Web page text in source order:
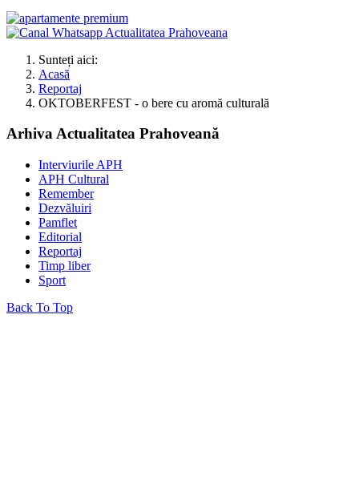
Sunteți aici:
Acasă
Reportaj
OKTOBERFEST - o bere cu aromă culturală
Arhiva Actualitatea Prahoveană
Interviurile APH
APH Cultural
Remember
Dezvăluiri
Pamflet
Editorial
Reportaj
Timp liber
Sport
Back To Top